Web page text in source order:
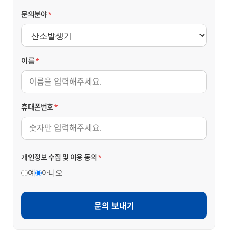
문의분야*
이름*
휴대폰번호*
개인정보 수집 및 이용 동의 *
예 아니오
문의 보내기